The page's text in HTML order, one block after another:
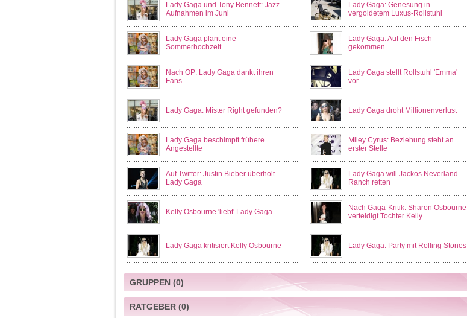
Lady Gaga und Tony Bennett: Jazz-
Aufnahmen im Juni
Lady Gaga: Genesung in
vergoldetem Luxus-Rollstuhl
Lady Gaga plant eine
Sommerhochzeit
Lady Gaga: Auf den Fisch
gekommen
Nach OP: Lady Gaga dankt ihren
Fans
Lady Gaga stellt Rollstuhl 'Emma'
vor
Lady Gaga: Mister Right gefunden? Lady Gaga droht Millionenverlust
Lady Gaga beschimpft frühere
Angestellte
Miley Cyrus: Beziehung steht an
erster Stelle
Auf Twitter: Justin Bieber überholt
Lady Gaga
Lady Gaga will Jackos Neverland-
Ranch retten
Kelly Osbourne 'liebt' Lady Gaga
Nach Gaga-Kritik: Sharon Osbourne
verteidigt Tochter Kelly
Lady Gaga kritisiert Kelly Osbourne Lady Gaga: Party mit Rolling Stones
GRUPPEN(0)
RATGEBER(0)